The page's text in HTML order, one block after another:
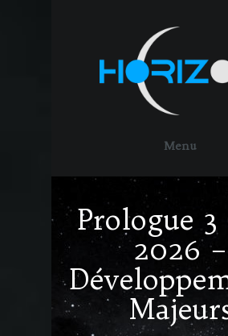
Menu
Prologue 3
2026 –